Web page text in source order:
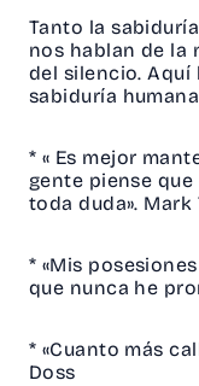
Tanto la
nos hablan de la
del silencio. Aquí
sabiduría
* « Es mejor
gente piense
toda duda». Mark
* «Mis
que nunca he
* «Cuanto más
Doss